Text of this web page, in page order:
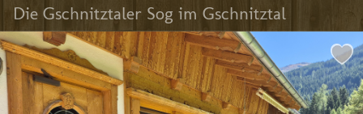
Die Gschnitztaler Sog im Gschnitztal